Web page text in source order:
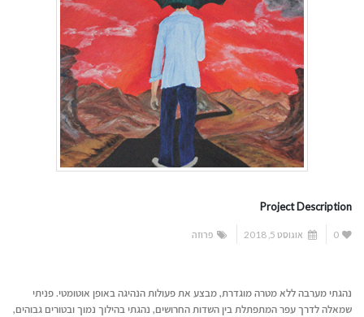
Project Description
0 אוגוסט 5, 2018 פרוזה
נהגתי מערבה ללא מטרה מוגדרת, מבצע את פעולות הנהיגה באופן אוטומטי. פניתי
שמאלה לדרך עפר המתפתלת בין השדות החרושים, נהגתי בהילוך נמוך ובטורים גבוהים,